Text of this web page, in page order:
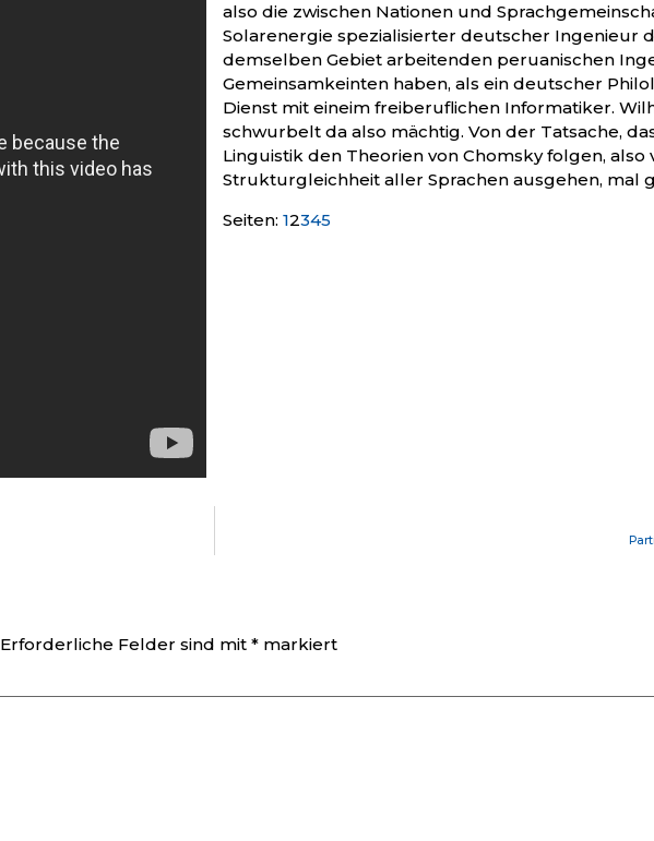
also die zwischen Nationen und
Solarenergie spezialisierter deutscher Ingenieur
demselben Gebiet arbeitenden peruanischen
Gemeinsamkeinten haben, als ein deutscher
Dienst mit eineim freiberuflichen Informatiker. Wilhelm von Humboldt
schwurbelt da also mächtig. Von der Tatsache,
Linguistik den Theorien von Chomsky folgen, also
Strukturgleichheit aller Sprachen ausgehen, mal
Seiten: 12345
Erforderliche Felder sind mit * markiert